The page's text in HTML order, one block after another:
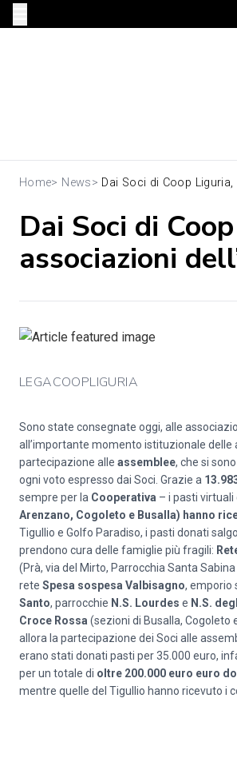
Home> News> Dai Soci di Coop
Dai Soci di
associazioni
LEGACOOPLIGURIA
Sono state consegnate oggi, alle
all’importante momento istituzionale delle
partecipazione alle assemblee, che si
ogni voto espresso dai Soci. Grazie a
sempre per la Cooperativa – i pasti
Arenzano, Cogoleto e Busalla) hanno
Tigullio e Golfo Paradiso, i pasti donati
prendono cura delle famiglie più fragili:
(Prà, via del Mirto, Parrocchia Santa
rete Spesa sospesa Valbisagno, emporio
Santo, parrocchie N.S. Lourdes e N.S.
Croce Rossa (sezioni di Busalla, Cogoleto
allora la partecipazione dei Soci alle
erano stati donati pasti per 35.000 euro,
per un totale di oltre 200.000 euro euro
mentre quelle del Tigullio hanno ricevuto i